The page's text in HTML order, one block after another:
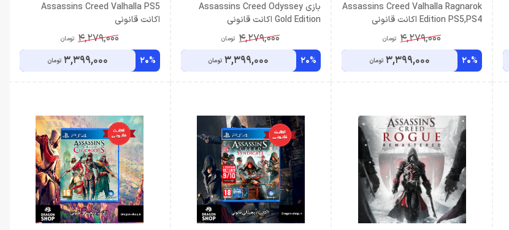
Assassins Creed Valhalla Ragnarok
Edition PS5,PS4 اکانت قانونی
4,279,000 تومان
20%
3,399,000 تومان
بازی Assassins Creed Odyssey
Gold Edition اکانت قانونی
4,279,000 تومان
20%
3,399,000 تومان
Assassins Creed Valhalla PS5
اکانت قانونی
4,279,000 تومان
20%
3,399,000 تومان